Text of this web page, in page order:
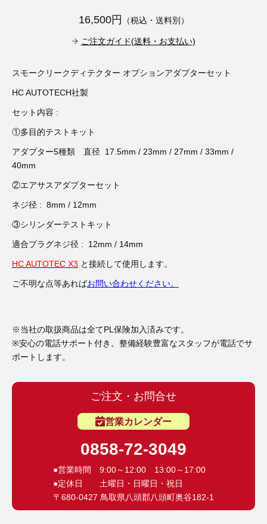
ホイールロック取り外しツール（6）
ライト関連（6）
16,500円 （税込・送料別）
ご注文ガイド(送料・お支払い)
スモークリークディテクター オプションアダプターセット
HC AUTOTECH社製
セット内容 :
①多目的テストキット
アダプター5種類 直径 17.5mm / 23mm / 27mm / 33mm /
40mm
②エアサスアダプターセット
ネジ径 : 8mm / 12mm
③シリンダーテストキット
適合プラグネジ径 : 12mm / 14mm
HC AUTOTEC X3 と接続して使用します。
ご不明な点等あればお問い合わせください。
※当社の取扱商品は全てPL保険加入済みです。
※安心の電話サポート付き。整備経験豊富なスタッフが電話でサ
ポートします。
ご注文・お問合せ
営業カレンダー
0858-72-3049
●営業時間 9:00～12:00 13:00～17:00
●定休日 土曜日・日曜日・祝日
〒680-0427 鳥取県八頭郡八頭町奥谷182-1